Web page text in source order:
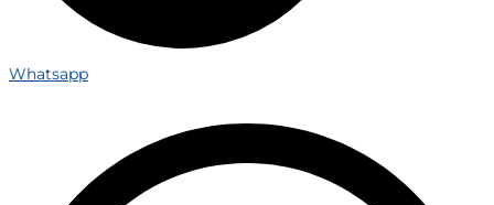
Whatsapp